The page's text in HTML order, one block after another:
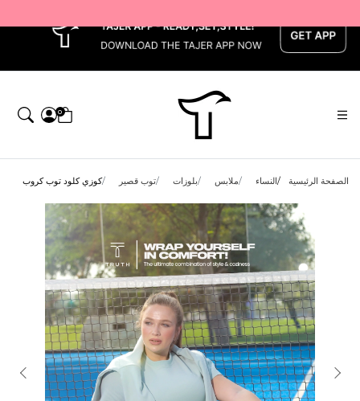
0
الصفحة الرئيسية النساء ملابس بلوزات توب قصير كوزي كلود توب كروب